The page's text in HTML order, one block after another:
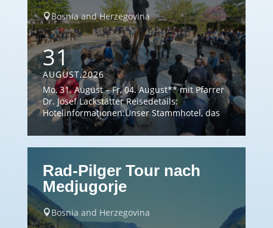
Bosnia and Herzegovina
31
AUGUST,2026
Mo, 31. August – Fr, 04. August** mit Pfarrer
Dr. Josef Lackstätter Reisedetails:
Hotelinformationen:Unser Stammhotel, das
3* Hotel Marben, liegt nahe der Pfarrkirche
im Zentrum von Medjugorje und ist ein
idealer Ausgangspunkt für verschiedene
einen Lift und gutbürgerliche Küche. Sollte
das Hotel Marben ausgebucht sein, buchen
wir die Zimmer […]
Rad-Pilger Tour nach
Medjugorje
 Bosnia and Herzegovina